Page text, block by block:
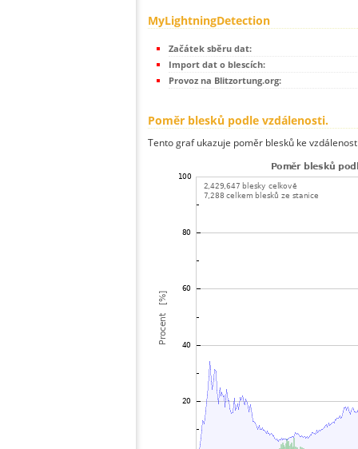
MyLightningDetection
Začátek sběru dat:
Import dat o blescích:
Provoz na Blitzortung.org:
Poměr blesků podle vzdálenosti.
Tento graf ukazuje poměr blesků ke